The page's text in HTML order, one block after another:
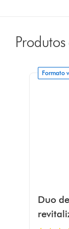
Formato
Duo